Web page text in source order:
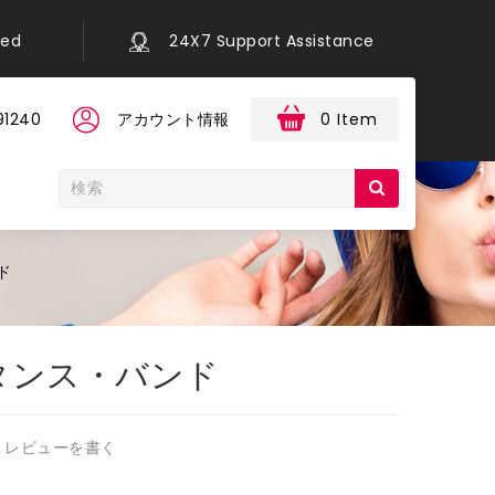
24X7 Support Assistance
アカウント情報 0 Item
ス・バンド
レビューを書く